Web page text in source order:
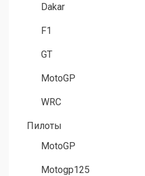
Dakar
F1
GT
MotoGP
WRC
Пилоты
MotoGP
Motogp125